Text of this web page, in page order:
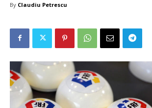
By Claudiu Petrescu